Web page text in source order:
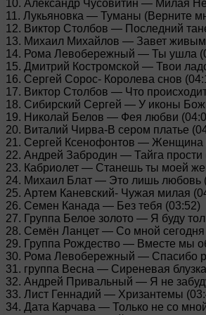
10. Александр Чусовитин — Милая
11. Лукьяновка — Туманы (Верните
12. Виктор Столбов — Последний
13. Михаил Михайлов — Завет живым
14. Рома Левобережный — Ты ушла
15. Дмитрий Костромской — Твои
16. Сергей Сорос- Королева снов
17. Виктор Столбов — Что
18. Сибирский Сергей — У иконы
19. Николай Белов — Фея любви
20. Виталий Чирва-В сером платье
21. Сергей Ксенофонтов — Женщина
22. Андрей Забродин — Тайга прости
23. Кабриолет — Станешь ты моей
24. Михаил Блат — Это лишь любовь
25. Артем Каневский- Чужая милая
26. Семен Канада — Без тебя (03:52)
27. Группа Белое золото — Я буду
28. Семён Ланцет — Со мной
29. Группа Рождество — Вместе мы
30. Рома Левобережный — Спасибо
31. группа Весна — Сиреневая
32. Андрей Привальный — Я не
33. Лист Геннадий — Хризантемы
34. Дата Карчава — Только не со